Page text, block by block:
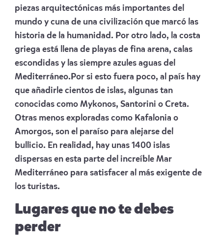
piezas arquitectónicas más importantes del
mundo y cuna de una civilización que marcó las
historia de la humanidad. Por otro lado, la costa
griega está llena de playas de fina arena, calas
escondidas y las siempre azules aguas del
Mediterráneo.Por si esto fuera poco, al país hay
que añadirle cientos de islas, algunas tan
conocidas como Mykonos, Santorini o Creta.
Otras menos exploradas como Kafalonia o
Amorgos, son el paraíso para alejarse del
bullicio. En realidad, hay unas 1400 islas
dispersas en esta parte del increíble Mar
Mediterráneo para satisfacer al más exigente de
los turistas.
Lugares que no te debes
perder